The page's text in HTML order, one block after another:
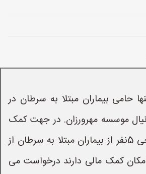
حامی بیماران مبتلا به سرطان در
موسسه مهرورزان. در جهت کمک
به هزینه عمل جراحی 5نفر از بیماران مبتلا به سرطان از
کمک مالی دارند درخواست می